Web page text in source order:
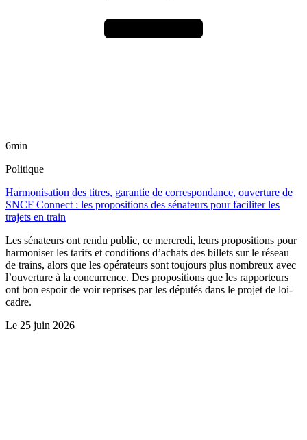
6min
Politique
Harmonisation des titres, garantie de correspondance, ouverture de
SNCF Connect : les propositions des sénateurs pour faciliter les
trajets en train
Les sénateurs ont rendu public, ce mercredi, leurs propositions pour
harmoniser les tarifs et conditions d’achats des billets sur le réseau
de trains, alors que les opérateurs sont toujours plus nombreux avec
l’ouverture à la concurrence. Des propositions que les rapporteurs
ont bon espoir de voir reprises par les députés dans le projet de loi-
cadre.
Le 25 juin 2026